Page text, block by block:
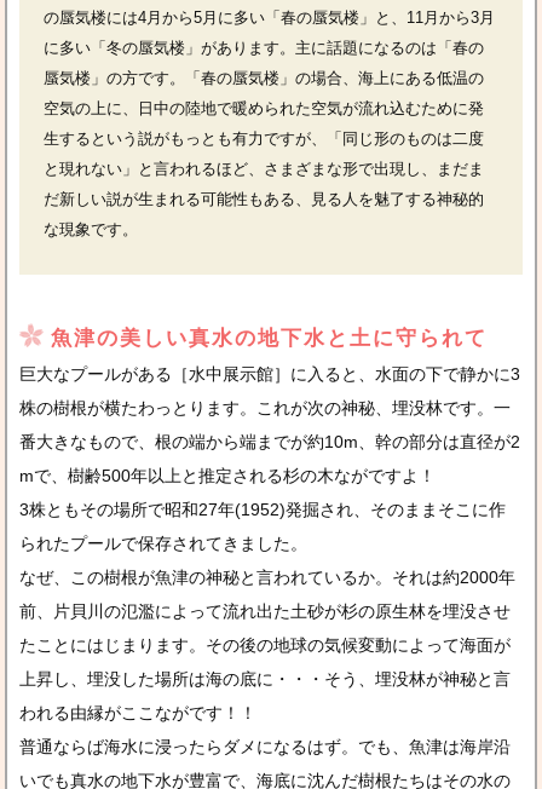
の蜃気楼には4月から5月に多い「春の蜃気楼」と、11月から3月
に多い「冬の蜃気楼」があります。主に話題になるのは「春の
蜃気楼」の方です。「春の蜃気楼」の場合、海上にある低温の
空気の上に、日中の陸地で暖められた空気が流れ込むために発
生するという説がもっとも有力ですが、「同じ形のものは二度
と現れない」と言われるほど、さまざまな形で出現し、まだま
だ新しい説が生まれる可能性もある、見る人を魅了する神秘的
な現象です。
魚津の美しい真水の地下水と土に守られて
巨大なプールがある［水中展示館］に入ると、水面の下で静かに3
株の樹根が横たわっとります。これが次の神秘、埋没林です。一
番大きなもので、根の端から端までが約10m、幹の部分は直径が2
mで、樹齢500年以上と推定される杉の木ながですよ！
3株ともその場所で昭和27年(1952)発掘され、そのままそこに作
られたプールで保存されてきました。
なぜ、この樹根が魚津の神秘と言われているか。それは約2000年
前、片貝川の氾濫によって流れ出た土砂が杉の原生林を埋没させ
たことにはじまります。その後の地球の気候変動によって海面が
上昇し、埋没した場所は海の底に・・・そう、埋没林が神秘と言
われる由縁がここながです！！
普通ならば海水に浸ったらダメになるはず。でも、魚津は海岸沿
いでも真水の地下水が豊富で、海底に沈んだ樹根たちはその水の